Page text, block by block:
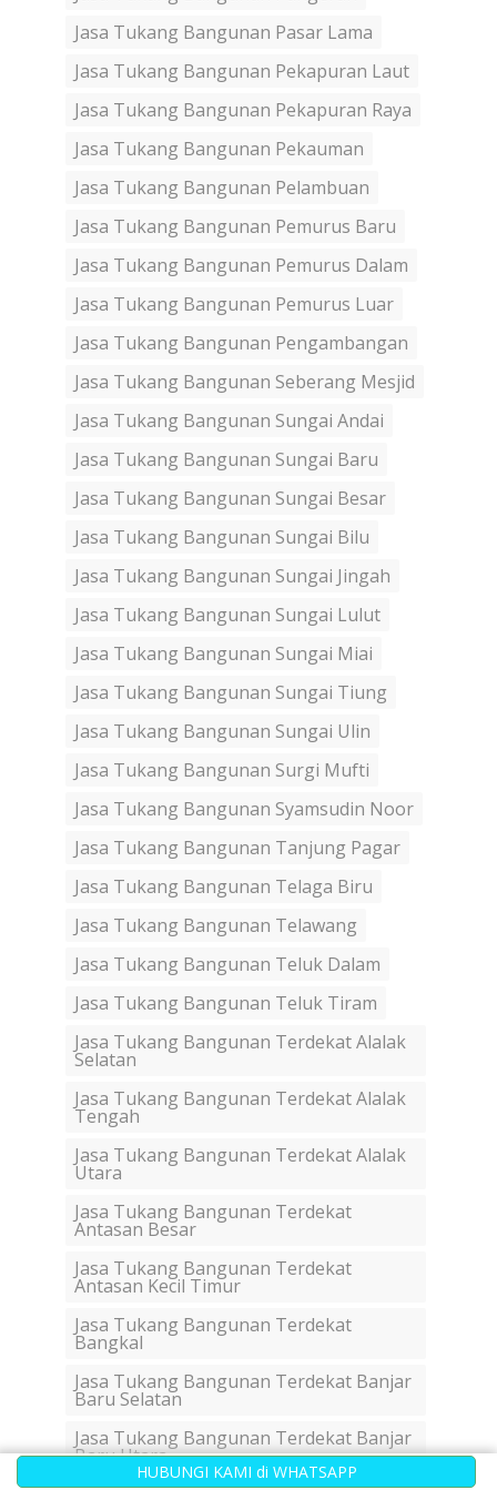
HUBUNGI KAMI di WHATSAPP
Jasa Tukang Bangunan Pasar Lama
Jasa Tukang Bangunan Pekapuran Laut
Jasa Tukang Bangunan Pekapuran Raya
Jasa Tukang Bangunan Pekauman
Jasa Tukang Bangunan Pelambuan
Jasa Tukang Bangunan Pemurus Baru
Jasa Tukang Bangunan Pemurus Dalam
Jasa Tukang Bangunan Pemurus Luar
Jasa Tukang Bangunan Pengambangan
Jasa Tukang Bangunan Seberang Mesjid
Jasa Tukang Bangunan Sungai Andai
Jasa Tukang Bangunan Sungai Baru
Jasa Tukang Bangunan Sungai Besar
Jasa Tukang Bangunan Sungai Bilu
Jasa Tukang Bangunan Sungai Jingah
Jasa Tukang Bangunan Sungai Lulut
Jasa Tukang Bangunan Sungai Miai
Jasa Tukang Bangunan Sungai Tiung
Jasa Tukang Bangunan Sungai Ulin
Jasa Tukang Bangunan Surgi Mufti
Jasa Tukang Bangunan Syamsudin Noor
Jasa Tukang Bangunan Tanjung Pagar
Jasa Tukang Bangunan Telaga Biru
Jasa Tukang Bangunan Telawang
Jasa Tukang Bangunan Teluk Dalam
Jasa Tukang Bangunan Teluk Tiram
Jasa Tukang Bangunan Terdekat Alalak
Selatan
Jasa Tukang Bangunan Terdekat Alalak
Tengah
Jasa Tukang Bangunan Terdekat Alalak
Utara
Jasa Tukang Bangunan Terdekat
Antasan Besar
Jasa Tukang Bangunan Terdekat
Antasan Kecil Timur
Jasa Tukang Bangunan Terdekat
Bangkal
Jasa Tukang Bangunan Terdekat Banjar
Baru Selatan
Jasa Tukang Bangunan Terdekat Banjar
Baru Utara